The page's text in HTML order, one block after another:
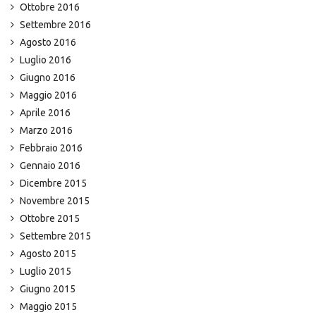
Ottobre 2016
Settembre 2016
Agosto 2016
Luglio 2016
Giugno 2016
Maggio 2016
Aprile 2016
Marzo 2016
Febbraio 2016
Gennaio 2016
Dicembre 2015
Novembre 2015
Ottobre 2015
Settembre 2015
Agosto 2015
Luglio 2015
Giugno 2015
Maggio 2015